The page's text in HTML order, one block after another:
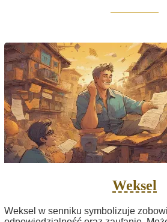
Weksel
Weksel w senniku symbolizuje